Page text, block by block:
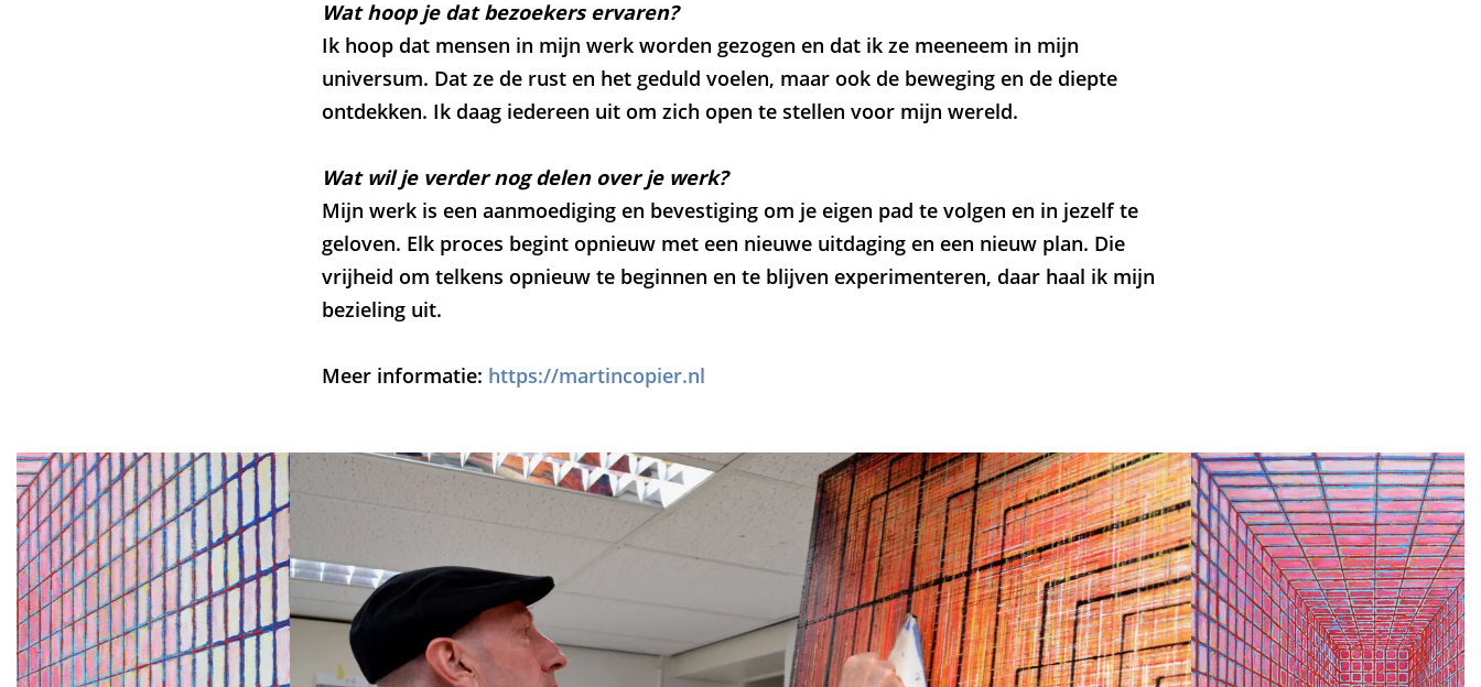
Wat hoop je dat bezoekers ervaren?
Ik hoop dat mensen in mijn werk worden gezogen en dat ik ze meeneem in mijn
universum. Dat ze de rust en het geduld voelen, maar ook de beweging en de diepte
ontdekken. Ik daag iedereen uit om zich open te stellen voor mijn wereld.
Wat wil je verder nog delen over je werk?
Mijn werk is een aanmoediging en bevestiging om je eigen pad te volgen en in jezelf te
geloven. Elk proces begint opnieuw met een nieuwe uitdaging en een nieuw plan. Die
vrijheid om telkens opnieuw te beginnen en te blijven experimenteren, daar haal ik mijn
bezieling uit.
Meer informatie: https://martincopier.nl
Overslaan